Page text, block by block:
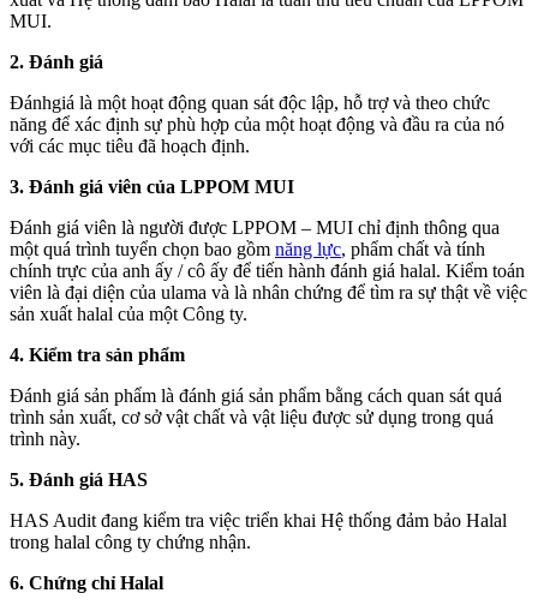
MUI.
2. Đánh giá
Đánhgiá là một hoạt động quan sát độc lập, hỗ trợ và theo chức
năng để xác định sự phù hợp của một hoạt động và đầu ra của nó
với các mục tiêu đã hoạch định.
3. Đánh giá viên của LPPOM MUI
Đánh giá viên là người được LPPOM – MUI chỉ định thông qua
một quá trình tuyển chọn bao gồm năng lực, phẩm chất và tính
chính trực của anh ấy / cô ấy để tiến hành đánh giá halal. Kiểm toán
viên là đại diện của ulama và là nhân chứng để tìm ra sự thật về việc
sản xuất halal của một Công ty.
4. Kiểm tra sản phẩm
Đánh giá sản phẩm là đánh giá sản phẩm bằng cách quan sát quá
trình sản xuất, cơ sở vật chất và vật liệu được sử dụng trong quá
trình này.
5. Đánh giá HAS
HAS Audit đang kiểm tra việc triển khai Hệ thống đảm bảo Halal
trong halal công ty chứng nhận.
6. Chứng chỉ Halal